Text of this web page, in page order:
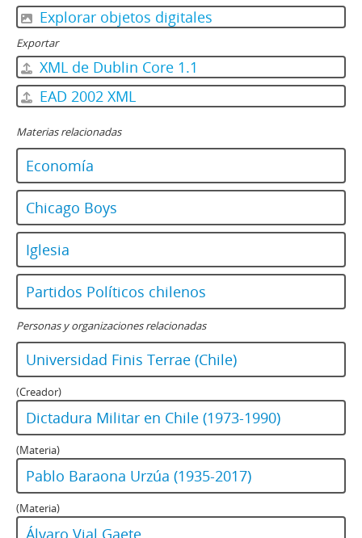
Explorar objetos digitales
Exportar
XML de Dublin Core 1.1
EAD 2002 XML
Materias relacionadas
Economía
Chicago Boys
Iglesia
Partidos Políticos chilenos
Personas y organizaciones relacionadas
Universidad Finis Terrae (Chile)
(Creador)
Dictadura Militar en Chile (1973-1990)
(Materia)
Pablo Baraona Urzúa (1935-2017)
(Materia)